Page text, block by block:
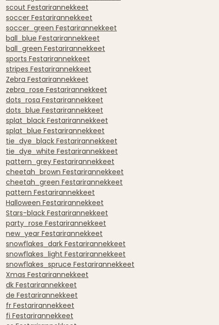
scout Festarirannekkeet
soccer Festarirannekkeet
soccer_green Festarirannekkeet
ball_blue Festarirannekkeet
ball_green Festarirannekkeet
sports Festarirannekkeet
stripes Festarirannekkeet
Zebra Festarirannekkeet
zebra_rose Festarirannekkeet
dots_rosa Festarirannekkeet
dots_blue Festarirannekkeet
splat_black Festarirannekkeet
splat_blue Festarirannekkeet
tie_dye_black Festarirannekkeet
tie_dye_white Festarirannekkeet
pattern_grey Festarirannekkeet
cheetah_brown Festarirannekkeet
cheetah_green Festarirannekkeet
pattern Festarirannekkeet
Halloween Festarirannekkeet
Stars-black Festarirannekkeet
party_rose Festarirannekkeet
new_year Festarirannekkeet
snowflakes_dark Festarirannekkeet
snowflakes_light Festarirannekkeet
snowflakes_spruce Festarirannekkeet
Xmas Festarirannekkeet
dk Festarirannekkeet
de Festarirannekkeet
fr Festarirannekkeet
fi Festarirannekkeet